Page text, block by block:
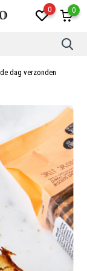
0 0
een
te
op
om
naar
het
te
Als
u
dag verzonden